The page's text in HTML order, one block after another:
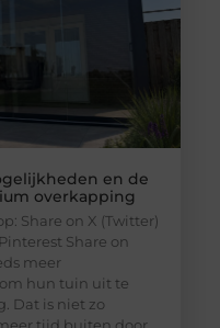
en de
overkapping
Share on X (Twitter)
Share on
meer
hun tuin uit te
Dat is niet zo